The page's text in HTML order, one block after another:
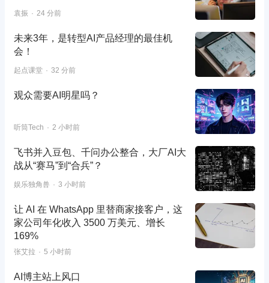
袁振 24 分前
未来3年，是转型AI产品经理的最佳机
会！
起点课堂 32 分前
观众需要AI明星吗？
听筒Tech 2 小时前
飞书并入豆包、千问办公整合，大厂AI大
战从“赛马”到“合兵”？
娱乐独角兽 3 小时前
让 AI 在 WhatsApp 里替商家接客户，这
家公司年化收入 3500 万美元、增长
169%
张艾拉 5 小时前
AI博主站上风口